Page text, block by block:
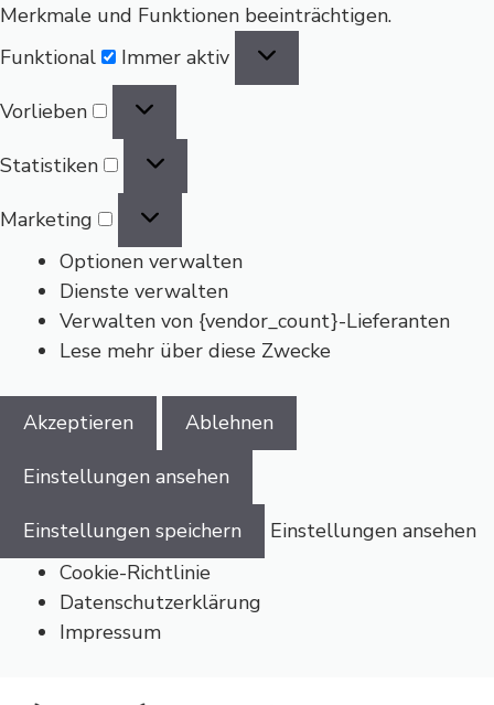
Merkmale und Funktionen beeinträchtigen.
Funktional
Funktional
Immer aktiv
Vorlieben
Statistiken
Marketing
Optionen verwalten
Dienste verwalten
Verwalten von {vendor_count}-Lieferanten
Lese mehr über diese Zwecke
Akzeptieren Ablehnen
Einstellungen ansehen
Einstellungen speichern
Einstellungen ansehen
Cookie-Richtlinie
Datenschutzerklärung
Impressum